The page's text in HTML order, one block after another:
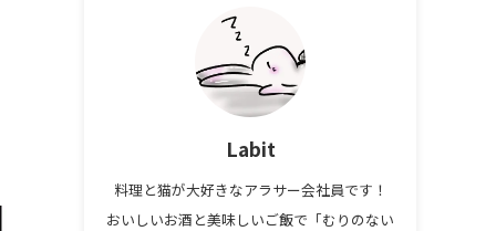
Labit
料理と猫が大好きなアラサー会社員です！
おいしいお酒と美味しいご飯で「むりのない